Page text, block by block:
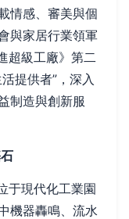
情感、審美與個
與家居行業領軍
超級工廠》第二
提供者”，深入
制造與創新服
于現代化工業園
機器轟鳴、流水